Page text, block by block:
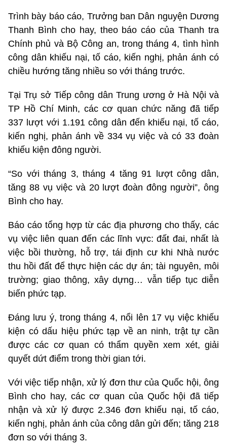
Trình bày báo cáo, Trưởng ban Dân nguyện Dương
Thanh Bình cho hay, theo báo cáo của Thanh tra
Chính phủ và Bộ Công an, trong tháng 4, tình hình
công dân khiếu nại, tố cáo, kiến nghị, phản ánh có
chiều hướng tăng nhiều so với tháng trước.
Tại Trụ sở Tiếp công dân Trung ương ở Hà Nội và
TP Hồ Chí Minh, các cơ quan chức năng đã tiếp
337 lượt với 1.191 công dân đến khiếu nại, tố cáo,
kiến nghị, phản ánh về 334 vụ việc và có 33 đoàn
khiếu kiện đông người.
“So với tháng 3, tháng 4 tăng 91 lượt công dân,
tăng 88 vụ việc và 20 lượt đoàn đông người”, ông
Bình cho hay.
Báo cáo tổng hợp từ các địa phương cho thấy, các
vụ việc liên quan đến các lĩnh vực: đất đai, nhất là
việc bồi thường, hỗ trợ, tái định cư khi Nhà nước
thu hồi đất để thực hiện các dự án; tài nguyên, môi
trường; giao thông, xây dựng… vẫn tiếp tục diễn
biến phức tạp.
Đáng lưu ý, trong tháng 4, nổi lên 17 vụ việc khiếu
kiện có dấu hiệu phức tạp về an ninh, trật tự cần
được các cơ quan có thẩm quyền xem xét, giải
quyết dứt điểm trong thời gian tới.
Với việc tiếp nhận, xử lý đơn thư của Quốc hội, ông
Bình cho hay, các cơ quan của Quốc hội đã tiếp
nhận và xử lý được 2.346 đơn khiếu nại, tố cáo,
kiến nghị, phản ánh của công dân gửi đến; tăng 218
đơn so với tháng 3.